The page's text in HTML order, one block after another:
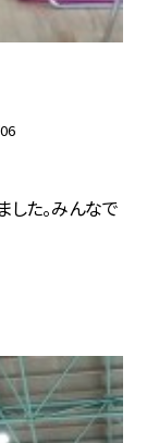
た。みんなで